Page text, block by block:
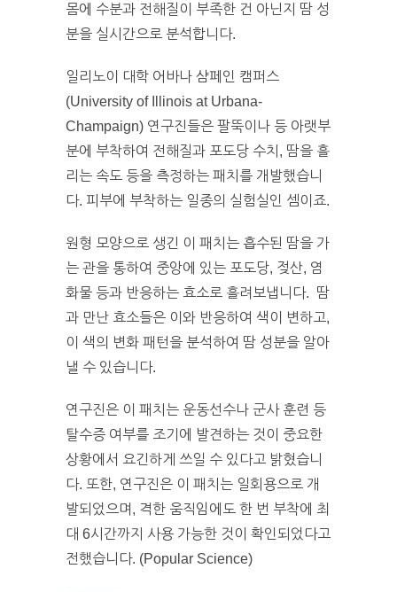
몸에 수분과 전해질이 부족한 건 아닌지 땀 성
분을 실시간으로 분석합니다.
일리노이 대학 어바나 샴페인 캠퍼스
(University of Illinois at Urbana-
Champaign) 연구진들은 팔뚝이나 등 아랫부
분에 부착하여 전해질과 포도당 수치, 땀을 흘
리는 속도 등을 측정하는 패치를 개발했습니
다. 피부에 부착하는 일종의 실험실인 셈이죠.
원형 모양으로 생긴 이 패치는 흡수된 땀을 가
는 관을 통하여 중앙에 있는 포도당, 젖산, 염
화물 등과 반응하는 효소로 흘려보냅니다. 땀
과 만난 효소들은 이와 반응하여 색이 변하고,
이 색의 변화 패턴을 분석하여 땀 성분을 알아
낼 수 있습니다.
연구진은 이 패치는 운동선수나 군사 훈련 등
탈수증 여부를 조기에 발견하는 것이 중요한
상황에서 요긴하게 쓰일 수 있다고 밝혔습니
다. 또한, 연구진은 이 패치는 일회용으로 개
발되었으며, 격한 움직임에도 한 번 부착에 최
대 6시간까지 사용 가능한 것이 확인되었다고
전했습니다. (Popular Science)